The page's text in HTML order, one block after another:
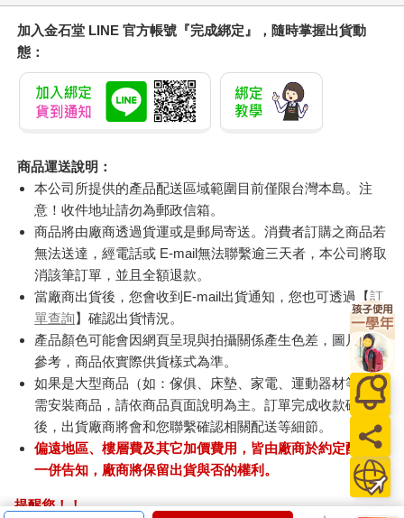
加入金石堂 LINE 官方帳號『完成綁定』，隨時掌握出貨動
態：
商品運送說明：
本公司所提供的產品配送區域範圍目前僅限台灣本島。注
意！收件地址請勿為郵政信箱。
商品將由廠商透過貨運或是郵局寄送。消費者訂購之商品若
無法送達，經電話或 E-mail無法聯繫逾三天者，本公司將取
消該筆訂單，並且全額退款。
當廠商出貨後，您會收到E-mail出貨通知，您也可透過【訂
單查詢】確認出貨情況。
產品顏色可能會因網頁呈現與拍攝關係產生色差，圖片僅供
參考，商品依實際供貨樣式為準。
如果是大型商品（如：傢俱、床墊、家電、運動器材等）及
需安裝商品，請依商品頁面說明為主。訂單完成收款確認
後，出貨廠商將會和您聯繫確認相關配送等細節。
偏遠地區、樓層費及其它加價費用，皆由廠商於約定配送時
一併告知，廠商將保留出貨與否的權利。
提醒您！！